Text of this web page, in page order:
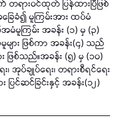
တရားဝင်ထုတ် ပြန်ထားပြီဖြစ်
ြေခံ၍ မူကြမ်းအား ထပ်မံ
မူကြမ်း အခန်း (၁) မှ (၃)
ား ဖြစ်ကာ အခန်း(၄) သည်
ဖြစ်သည်။အခန်း (၅) မှ (၁၀)
အုပ်ချုပ်ရေး၊ တရားစီရင်ရေး
ြင်ဆင်ခြင်းနှင့် အခန်း(၁၂)